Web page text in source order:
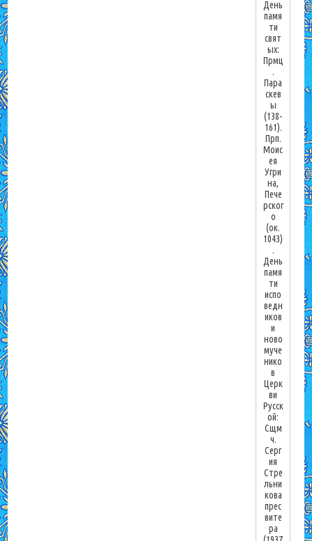
День
памя
ти
свят
ых:
Прмц
.
Пара
скев
ы
(138-
161).
Прп.
Моис
ея
Угри
на,
Пече
рског
о
(ок.
1043)
.
День
памя
ти
испо
ведн
иков
и
ново
муче
нико
в
Церк
ви
Русск
ой:
Сщм
ч.
Серг
ия
Стре
льни
кова
прес
вите
ра